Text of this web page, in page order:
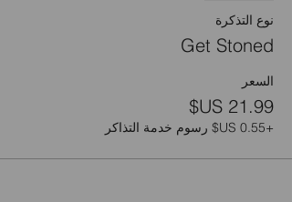
نوع التذكرة
Get Stoned
السعر
+‏0.55 US$ رسوم خدمة التذاكر